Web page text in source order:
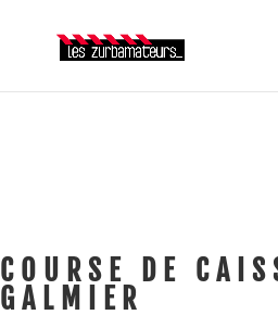
COURSE DE
GALMIER